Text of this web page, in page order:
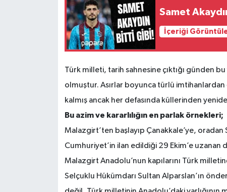
Samet
İçeriği
Türk milleti, tarih sahnesine çıktığı günden
olmuştur. Asırlar boyunca türlü imtihanlardan
kalmış ancak her defasında küllerinden
Bu azim ve kararlılığın en parlak örnekleri;
Malazgirt’ten başlayıp Çanakkale’ye, oradan
Cumhuriyet’in ilan edildiği 29 Ekim’e uzanan
Malazgirt Anadolu’nun kapılarını Türk
Selçuklu Hükümdarı Sultan Alparslan’ın